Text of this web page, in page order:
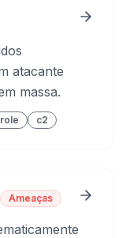
atacante
massa.
c2
Ameaças